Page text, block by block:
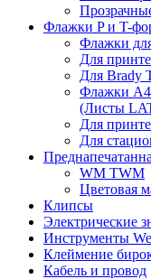
Флажки P и T-
Флажки
Для
Для Brady
Флажки A4
(Листы
Для
Для
WM TWM
Цветовая
Клипсы
Электрические
Инструменты
Клеймение
Кабель и провод